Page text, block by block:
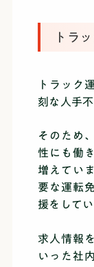
トラ
トラック
刻な人手
そのため
性にも働
増えてい
要な運転
援をして
求人情報
いった社